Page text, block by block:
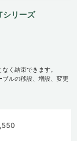
シリーズ
く結束できます。
ルの移設、増設、変更